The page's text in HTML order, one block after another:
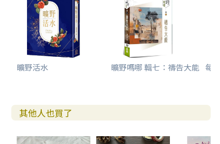
曠野活水 曠野嗎哪 輯七：禱告大能 每
其他人也買了